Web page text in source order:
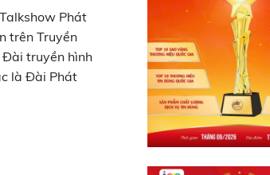
Phát
trên Truyền
Đài truyền hình
là Đài Phát